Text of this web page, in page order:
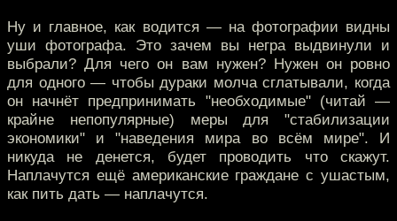
Ну и главное, как водится — на фотографии видны
уши фотографа. Это зачем вы негра выдвинули и
выбрали? Для чего он вам нужен? Нужен он ровно
для одного — чтобы дураки молча сглатывали, когда
он начнёт предпринимать "необходимые" (читай —
крайне непопулярные) меры для "стабилизации
экономики" и "наведения мира во всём мире". И
никуда не денется, будет проводить что скажут.
Наплачутся ещё американские граждане с ушастым,
как пить дать — наплачутся.